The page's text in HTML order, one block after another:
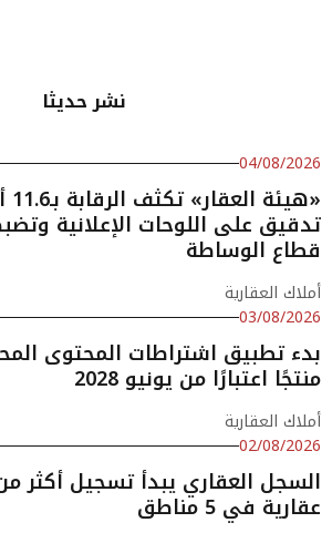
نشر حديثا
04/08/2026
تدقيق على اللوحات الإعلانية
قطاع الوساطة
أملاك العقارية
03/08/2026
منتجًا اعتبارًا من يونيو 2028
أملاك العقارية
02/08/2026
عقارية في 5 مناطق